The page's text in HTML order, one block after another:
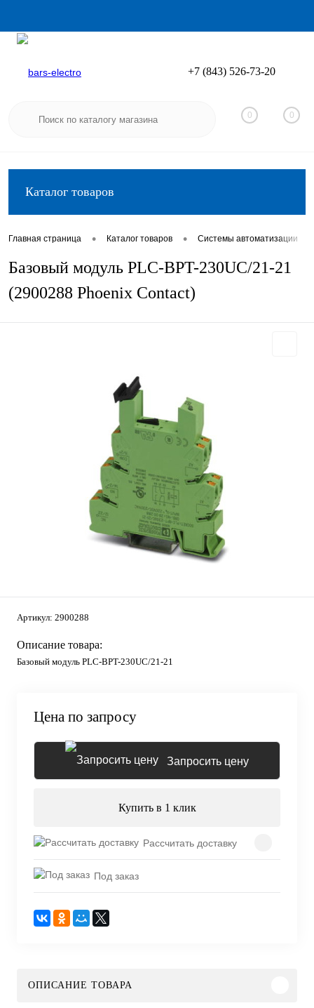
Вход
+7 (843) 526-73-20
0 0
Каталог товаров
Главная страница • Каталог товаров • Системы автоматизации
Базовый модуль PLC-BPT-230UC/21-21
(2900288 Phoenix Contact)
Артикул: 2900288
Описание товара:
Базовый модуль PLC-BPT-230UC/21-21
Цена по запросу
Запросить цену
Купить в 1 клик
Рассчитать доставку
Под заказ
ОПИСАНИЕ ТОВАРА